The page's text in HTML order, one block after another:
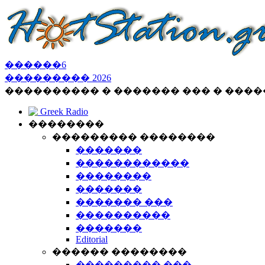
������6
��������� 2026
���������� � ������� ��� �
Greek Radio
��������
��������� ��������
�������
������������
��������
�������
������� ���
����������
�������
Editorial
������ ��������